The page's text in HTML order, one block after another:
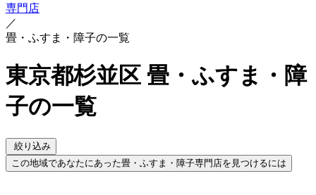
専門店
／
畳・ふすま・障子の一覧
東京都杉並区 畳・ふすま・障
子の一覧
絞り込み
この地域であなたにあった畳・ふすま・障子専門店を見つけるには